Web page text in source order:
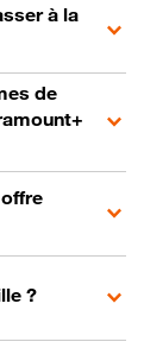
à la
de
?